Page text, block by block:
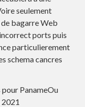
seulement
bagarre Web
ports puis
particulierement
schema cancres
PanameOu
2021